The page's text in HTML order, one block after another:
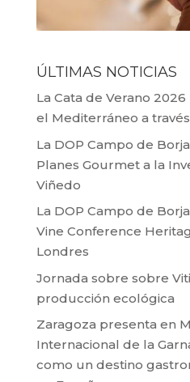
ÚLTIMAS NOTICIAS
La Cata de Verano
el Mediterráneo a
La DOP Campo de
Planes Gourmet a la
Viñedo
La DOP Campo de
Vine Conference
Londres
Jornada sobre sobre
producción ecológica
Zaragoza presenta en
Internacional de la
como un destino